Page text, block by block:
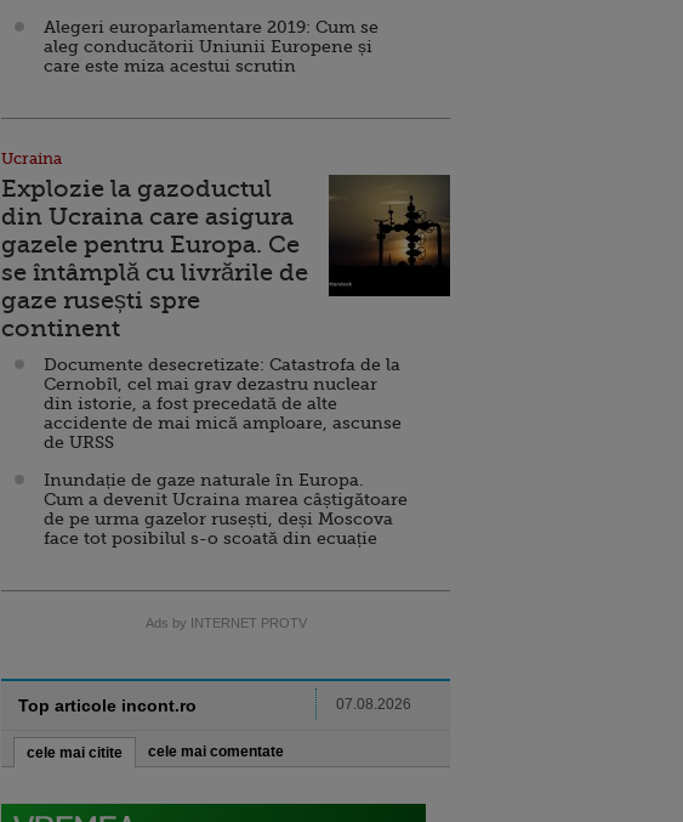
Alegeri europarlamentare 2019: Cum se
aleg conducătorii Uniunii Europene și
care este miza acestui scrutin
Ucraina
Explozie la gazoductul
din Ucraina care asigura
gazele pentru Europa. Ce
se întâmplă cu livrările de
gaze rusești spre
continent
Documente desecretizate: Catastrofa de la
Cernobîl, cel mai grav dezastru nuclear
din istorie, a fost precedată de alte
accidente de mai mică amploare, ascunse
de URSS
Inundație de gaze naturale în Europa.
Cum a devenit Ucraina marea câștigătoare
de pe urma gazelor rusești, deși Moscova
face tot posibilul s-o scoată din ecuație
Ads by INTERNET PROTV
Top articole incont.ro 07.08.2026
cele mai citite cele mai comentate